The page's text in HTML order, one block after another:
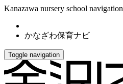
Kanazawa nursery school navigation
かなざわ保育ナビ
Toggle navigation